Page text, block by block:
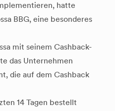
hatte
BBG, eine besonderes
mit seinem Cashback-
das Unternehmen
die auf dem Cashback
14 Tagen bestellt